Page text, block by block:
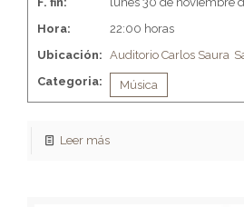
Hora:
22:00 horas
Ubicación: Auditorio Carlos Saura
Categoria:
Música
Leer más